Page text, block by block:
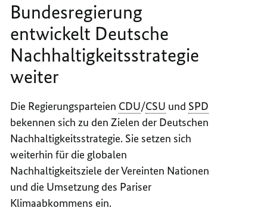
Bundesregierung
entwickelt Deutsche
Nachhaltigkeitsstrategie
weiter
Die Regierungsparteien CDU/CSU und SPD
bekennen sich zu den Zielen der Deutschen
Nachhaltigkeitsstrategie. Sie setzen sich
weiterhin für die globalen
Nachhaltigkeitsziele der Vereinten Nationen
und die Umsetzung des Pariser
Klimaabkommens ein.